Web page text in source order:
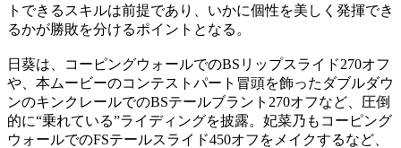
トできるスキルは前提であり、いかに個性を美しく発揮でき
るかが勝敗を分けるポイントとなる。
日葵は、コーピングウォールでのBSリップスライド270オフ
や、本ムービーのコンテストパート冒頭を飾ったダブルダウ
ンのキンクレールでのBSテールブラント270オフなど、圧倒
的に“乗れている”ライディングを披露。妃菜乃もコーピング
ウォールでのFSテールスライド450オフをメイクするなど、